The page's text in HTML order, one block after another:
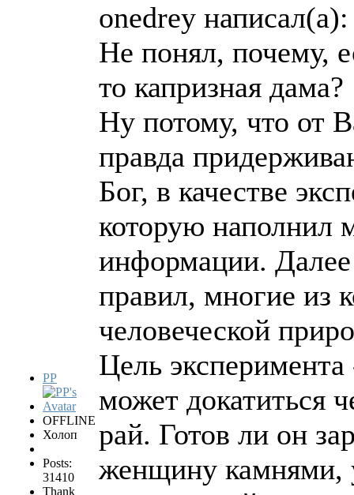
PP
OFFLINE
Холоп
Posts:
31410
Thank
onedrey написал(а):
Не понял, почему,
то капризная дама?
Ну потому, что от
правда
Бог, в качестве
которую наполнил
информации.
правил, многие из
человеческой
Цель эксперимента
может докатиться
рай. Готов ли он
женщину камнями,